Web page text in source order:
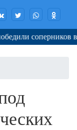
соперников в